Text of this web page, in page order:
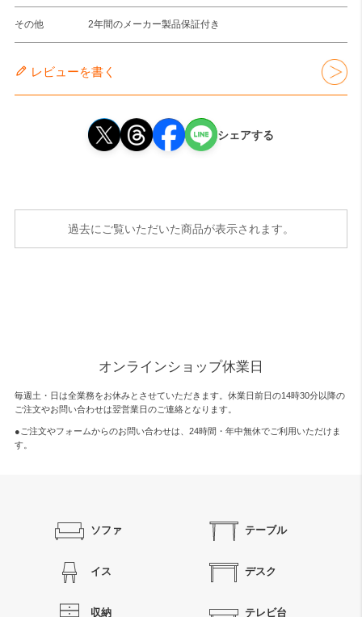
その他 2年間のメーカー製品保証付き
レビューを書く
シェアする
過去にご覧いただいた商品が表示されます。
オンラインショップ休業日
毎週土・日は全業務をお休みとさせていただきます。休業日前日の14時30分以降の
ご注文やお問い合わせは翌営業日のご連絡となります。
●ご注文やフォームからのお問い合わせは、 24時間・年中無休でご利用いただけま
す。
ソファ テーブル
イス デスク
収納 テレビ台